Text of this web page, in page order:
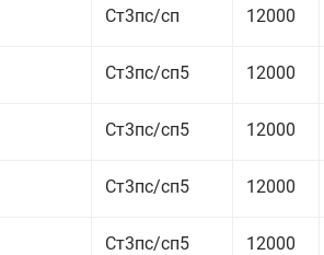
Ст3пс/сп 12000
Ст3пс/сп5 12000
Ст3пс/сп5 12000
Ст3пс/сп5 12000
Ст3пс/сп5 12000